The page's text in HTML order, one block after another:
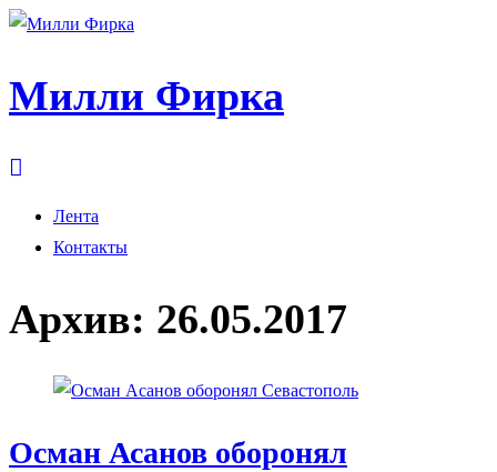
Милли Фирка
Лента
Контакты
Архив: 26.05.2017
Осман Асанов оборонял